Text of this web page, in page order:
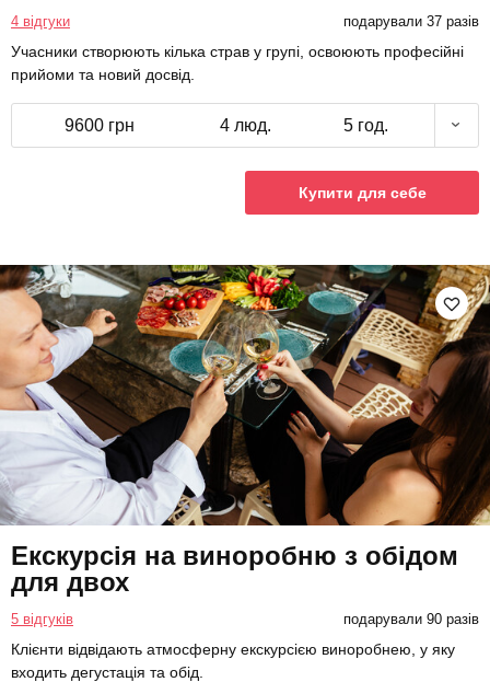
4 відгуки подарували 37 разів
Учасники створюють кілька страв у групі, освоюють професійні
прийоми та новий досвід.
9600 грн 4 люд. 5 год.
Купити для себе
Екскурсія на виноробню з обідом
для двох
5 відгуків подарували 90 разів
Клієнти відвідають атмосферну екскурсією виноробнею, у яку
входить дегустація та обід.